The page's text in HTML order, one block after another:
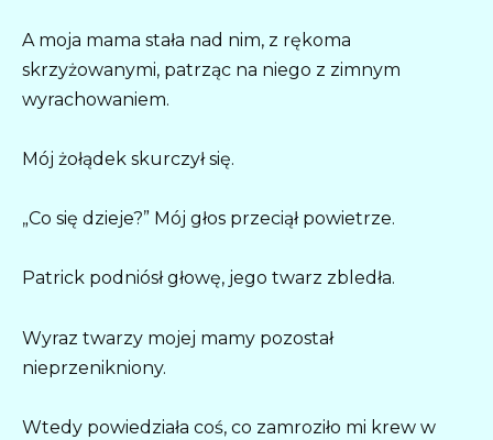
A moja mama stała nad nim, z rękoma
skrzyżowanymi, patrząc na niego z zimnym
wyrachowaniem.
Mój żołądek skurczył się.
„Co się dzieje?” Mój głos przeciął powietrze.
Patrick podniósł głowę, jego twarz zbledła.
Wyraz twarzy mojej mamy pozostał
nieprzenikniony.
Wtedy powiedziała coś, co zamroziło mi krew w